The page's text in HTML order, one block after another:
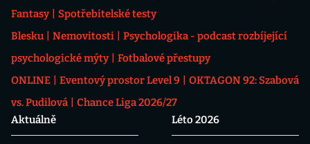
Fantasy
Spotřebitelské testy
Blesku
Nemovitosti
Psychologika - podcast rozbíjející
psychologické mýty
Fotbalové přestupy
ONLINE
Eventový prostor Level 9
OKTAGON 92: Szabová
vs. Pudilová
Chance Liga 2026/27
Aktuálně
Léto 2026